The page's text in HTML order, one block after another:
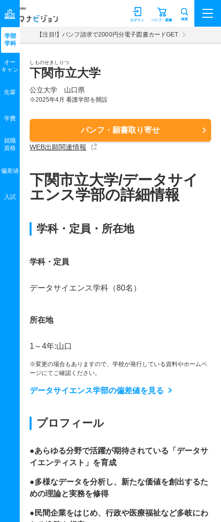
マナビジョン パンフ・願書
ログイン 検索
【注目!】パンフ請求で2000円分電子図書カードGET
しものせきしりつ
下関市立大学
公立大学 山口県
※2025年4月 看護学部を開設
パンフ・願書取り寄せ
WEB出願関連情報
学部
学科
オー
キャン
先輩
学費
就職
資格
偏差値
入試
下関市立大学/データサイ
エンス学部の詳細情報
学科・定員・所在地
学科・定員
データサイエンス学科（80名）
所在地
1～4年:山口
※変更の場合もありますので、学校が発行している資料やホームペ
ージにてご確認ください。
データサイエンス学部の偏差値を見る
プロフィール
●あらゆる分野で活躍が期待されている「データサ
イエンティスト」を育成
●多様なデータを分析し、新たな価値を創出するた
めの理論と実務を修得
●民間企業をはじめ、行政や医療福祉など多岐にわ